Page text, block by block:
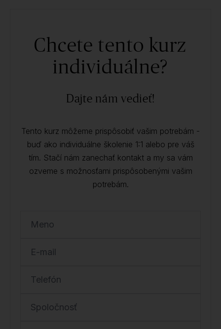
Chcete tento kurz
individuálne?
Dajte nám vedieť!
Tento kurz môžeme prispôsobiť vašim potrebám -
buď ako individuálne školenie 1:1 alebo pre váš
tím. Stačí nám zanechať kontakt a my sa vám
ozveme s možnosťami prispôsobenými vašim
potrebám.
Meno
E-mail
Telefón
Spoločnosť